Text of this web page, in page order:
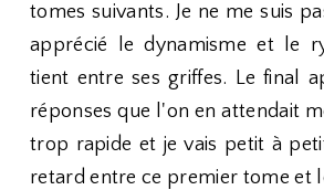
tomes suivants. Je ne me suis
apprécié le dynamisme et le
tient entre ses griffes. Le final
réponses que l'on en attendait
trop rapide et je vais petit à
retard entre ce premier tome et